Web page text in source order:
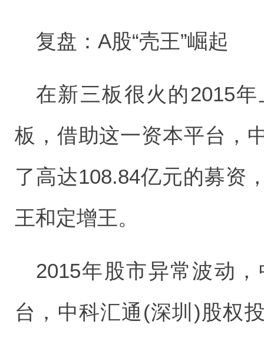
复盘：A股“壳王”崛起
在新三板很火的2015
板，借助这一资本平台，
了高达108.84亿元的募资
王和定增王。
2015年股市异常波动
台，中科汇通(深圳)股权